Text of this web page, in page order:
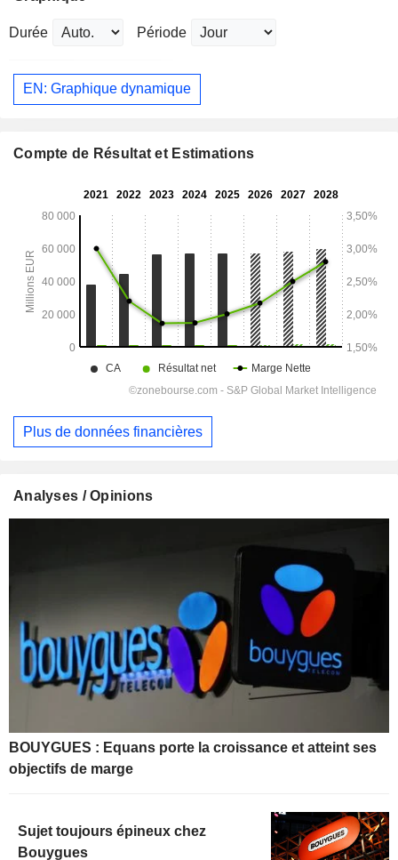
Durée Période
EN: Graphique dynamique
Compte de Résultat et Estimations
Plus de données financières
Analyses / Opinions
BOUYGUES : Equans porte la croissance et atteint ses
objectifs de marge
Sujet toujours épineux chez
Bouygues